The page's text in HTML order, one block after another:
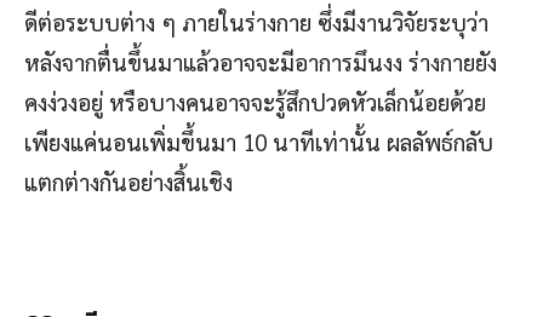
ดีต่อระบบต่าง ๆ ภายในร่างกาย ซึ่งมีงานวิจัยระบุว่า
หลังจากตื่นขึ้นมาแล้วอาจจะมีอาการมึนงง ร่างกายยัง
คงง่วงอยู่ หรือบางคนอาจจะรู้สึกปวดหัวเล็กน้อยด้วย
เพียงแค่นอนเพิ่มขึ้นมา 10 นาทีเท่านั้น ผลลัพธ์กลับ
แตกต่างกันอย่างสิ้นเชิง